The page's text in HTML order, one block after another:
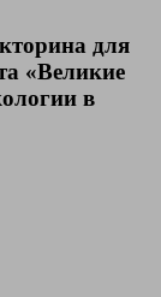
для
«Великие
в